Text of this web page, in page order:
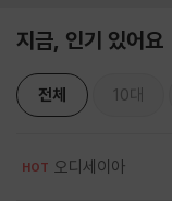
지금, 인기 있어요
전체 10대
HOT 오디세이아